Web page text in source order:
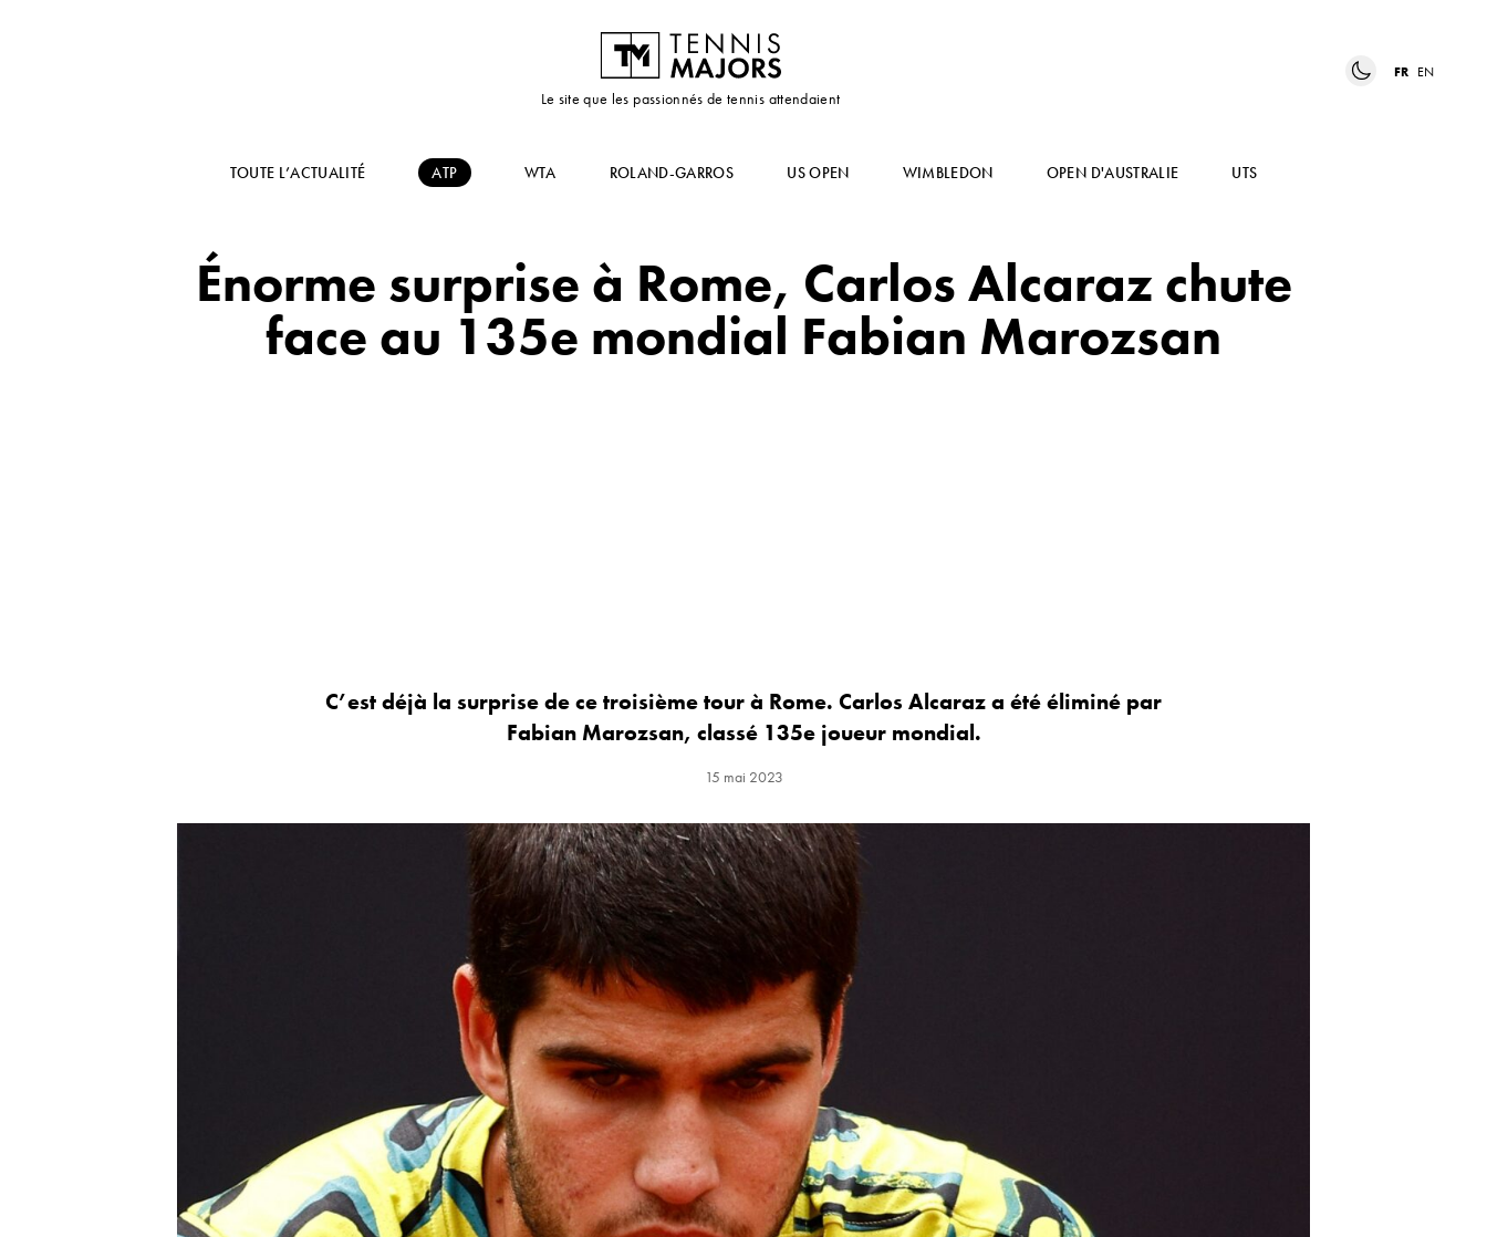
Le site que les passionnés de tennis attendaient
FR EN
TOUTE L’ACTUALITÉ ATP WTA ROLAND-GARROS US OPEN WIMBLEDON OPEN D'AUSTRALIE UTS
Énorme surprise à Rome, Carlos Alcaraz chute
face au 135e mondial Fabian Marozsan
C’est déjà la surprise de ce troisième tour à Rome. Carlos Alcaraz a été éliminé par
Fabian Marozsan, classé 135e joueur mondial.
15 mai 2023